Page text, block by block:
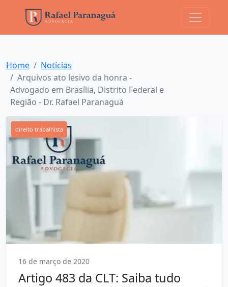
Home
Notícias
Arquivos ato lesivo da honra -
Advogado em Brasília, Distrito Federal e
Região - Dr. Rafael Paranaguá
direito trabalhista
16 de março de 2020
Artigo 483 da CLT: Saiba tudo